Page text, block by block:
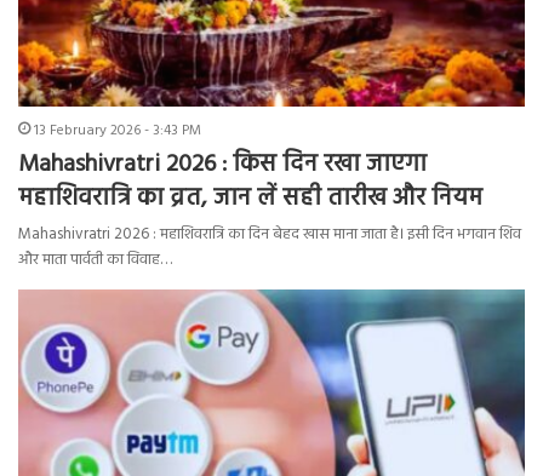
13 February 2026 - 3:43 PM
Mahashivratri 2026 : किस दिन रखा जाएगा
महाशिवरात्रि का व्रत, जान लें सही तारीख और नियम
Mahashivratri 2026 : महाशिवरात्रि का दिन बेहद खास माना जाता है। इसी दिन भगवान शिव
और माता पार्वती का विवाह…